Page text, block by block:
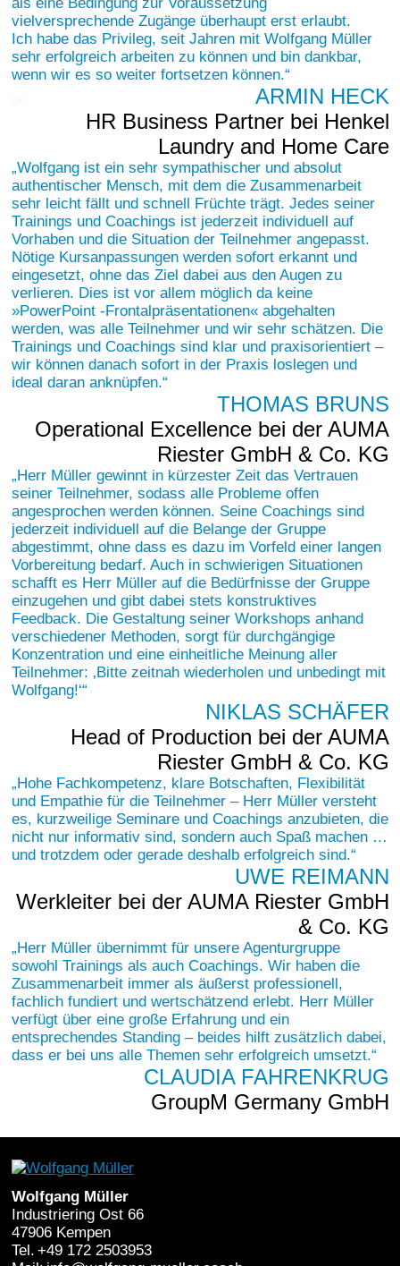
vielversprechende Zugänge überhaupt erst erlaubt.
Ich habe das Privileg, seit Jahren mit Wolfgang Müller
sehr erfolgreich arbeiten zu können und bin dankbar,
wenn wir es so weiter fortsetzen können.
ARMIN HECK
HR Business Partner bei Henkel
Laundry and Home Care
Wolfgang ist ein sehr sympathischer und absolut
authentischer Mensch, mit dem die Zusammenarbeit
sehr leicht fällt und schnell Früchte trägt. Jedes seiner
Trainings und Coachings ist jederzeit individuell auf
Vorhaben und die Situation der Teilnehmer angepasst.
Nötige Kursanpassungen werden sofort erkannt und
eingesetzt, ohne das Ziel dabei aus den Augen zu
verlieren. Dies ist vor allem möglich da keine
»PowerPoint -Frontalpräsentationen« abgehalten
werden, was alle Teilnehmer und wir sehr schätzen. Die
Trainings und Coachings sind klar und praxisorientiert –
wir können danach sofort in der Praxis loslegen und
ideal daran anknüpfen.
THOMAS BRUNS
Operational Excellence bei der AUMA
Riester GmbH & Co. KG
Herr Müller gewinnt in kürzester Zeit das Vertrauen
seiner Teilnehmer, sodass alle Probleme offen
angesprochen werden können. Seine Coachings sind
jederzeit individuell auf die Belange der Gruppe
abgestimmt, ohne dass es dazu im Vorfeld einer langen
Vorbereitung bedarf. Auch in schwierigen Situationen
schafft es Herr Müller auf die Bedürfnisse der Gruppe
einzugehen und gibt dabei stets konstruktives
Feedback. Die Gestaltung seiner Workshops anhand
verschiedener Methoden, sorgt für durchgängige
Konzentration und eine einheitliche Meinung aller
Teilnehmer: ‚Bitte zeitnah wiederholen und unbedingt mit
Wolfgang!‘
NIKLAS SCHÄFER
Head of Production bei der AUMA
Riester GmbH & Co. KG
Hohe Fachkompetenz, klare Botschaften, Flexibilität
und Empathie für die Teilnehmer – Herr Müller versteht
es, kurzweilige Seminare und Coachings anzubieten, die
nicht nur informativ sind, sondern auch Spaß machen …
und trotzdem oder gerade deshalb erfolgreich sind.
UWE REIMANN
Werkleiter bei der AUMA Riester GmbH
& Co. KG
Herr Müller übernimmt für unsere Agenturgruppe
sowohl Trainings als auch Coachings. Wir haben die
Zusammenarbeit immer als äußerst professionell,
fachlich fundiert und wertschätzend erlebt. Herr Müller
verfügt über eine große Erfahrung und ein
entsprechendes Standing – beides hilft zusätzlich dabei,
dass er bei uns alle Themen sehr erfolgreich umsetzt.
CLAUDIA FAHRENKRUG
GroupM Germany GmbH
Wolfgang Müller
Industriering Ost 66
47906 Kempen
Tel. +49 172 2503953